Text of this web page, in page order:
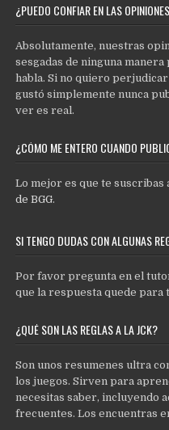
¿PUEDO CONFIAR EN LAS
Absolutamente, nuestras
sesgadas de ninguna
habla. Si no quiero
gustó simplemente nunca
ver es real.
¿CÓMO ME ENTERO CUANDO
Lo mejor es que te suscribas
de BGG.
SI TENGO DUDAS CON ALGUNAS
Por favor pregunta en el
que la respuesta quede para
¿QUÉ SON LAS REGLAS A LA JCK?
Son unos resumenes ultra
los juegos. Sirven para
necesitas saber, incluyendo
frecuentes. Los encuentras